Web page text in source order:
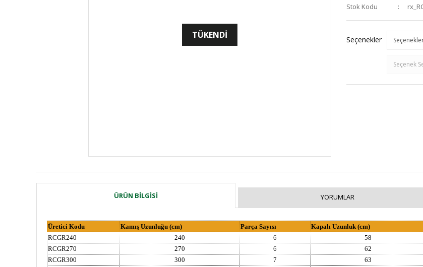
TÜKENDİ
Stok Kodu
Seçenekler
ÜRÜN BILGISI YORUMLAR
Üretici Kodu Kamış Uzunluğu (cm) Parça Sayısı Kapalı Uzunluk (cm)
RCGR240
240 6 58
RCGR270
270 6 62
RCGR300
300 7 63